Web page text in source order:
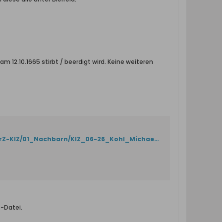
12.10.1665 stirbt / beerdigt wird. Keine weiteren
http://momente-im-werder.net/01_Offen/31_Gross-Zuender/Nachbarn-GrZ-KlZ/01_Nachbarn/KlZ_06-26_Kohl_Michael.htm
Datei.